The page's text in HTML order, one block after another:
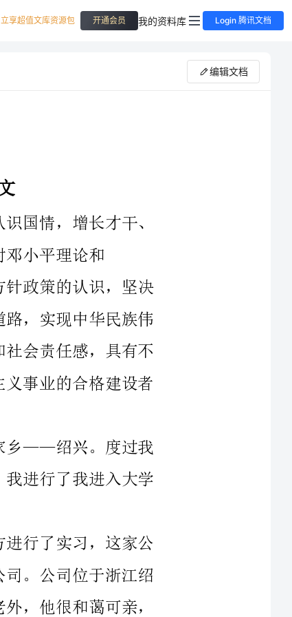
立享超值文库资源包 开通会员 我的资料库 Login 腾讯文档
编辑文档